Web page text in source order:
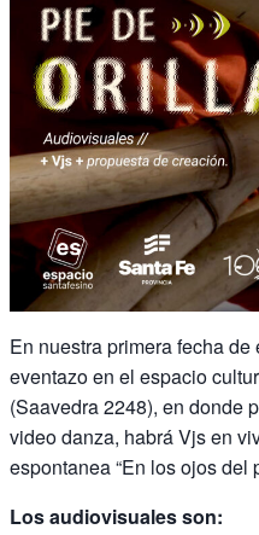
En nuestra primera fecha
eventazo en el espacio
(Saavedra 2248), en donde
video danza, habrá Vjs en
espontanea “En los ojos del
Los audiovisuales son: